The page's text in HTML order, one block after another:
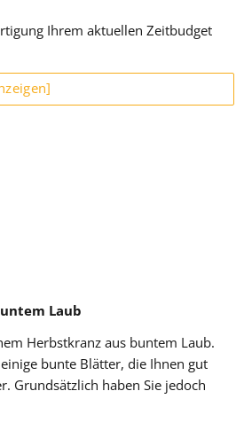
Ihrem aktuellen Zeitbudget
Laub
Herbstkranz aus buntem Laub.
bunte Blätter, die Ihnen gut
Grundsätzlich haben Sie jedoch